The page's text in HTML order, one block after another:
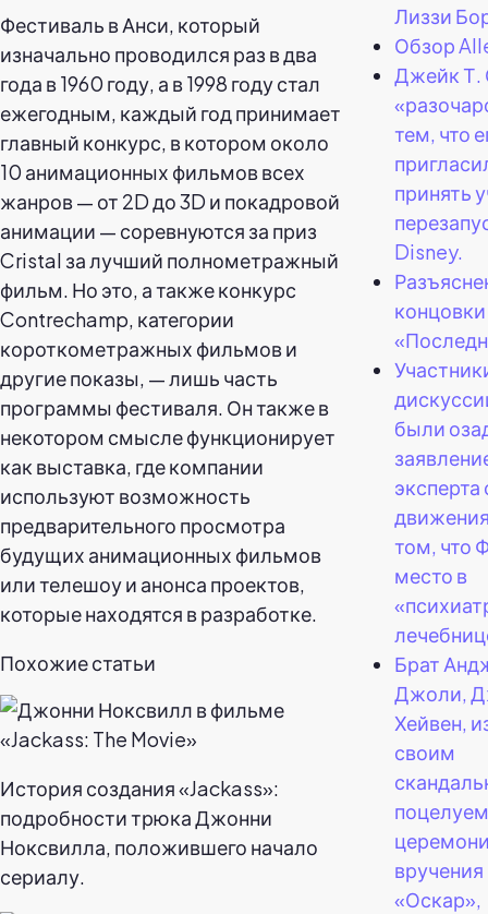
Фестиваль в Анси, который
изначально проводился раз в два
года в 1960 году, а в 1998 году стал
ежегодным, каждый год принимает
главный конкурс, в котором около
10 анимационных фильмов всех
жанров — от 2D до 3D и покадровой
анимации — соревнуются за приз
Cristal за лучший полнометражный
фильм. Но это, а также конкурс
Contrechamp, категории
короткометражных фильмов и
другие показы, — лишь часть
программы фестиваля. Он также в
некотором смысле функционирует
как выставка, где компании
используют возможность
предварительного просмотра
будущих анимационных фильмов
или телешоу и анонса проектов,
которые находятся в разработке.
Похожие статьи
История создания «Jackass»:
подробности трюка Джонни
Ноксвилла, положившего начало
сериалу.
Лиззи
Обзор
Джейк Т.
тем, что
принять
Disney.
были
эксперта
том, что
место в
Брат
Джоли,
Хейвен,
своим
«Оскар»,